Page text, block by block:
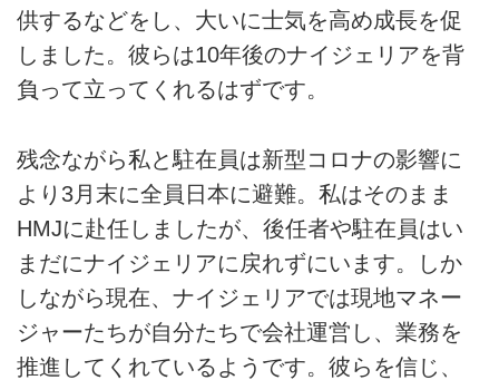
供するなどをし、大いに士気を高め成長を促
しました。彼らは10年後のナイジェリアを背
負って立ってくれるはずです。
残念ながら私と駐在員は新型コロナの影響に
より3月末に全員日本に避難。私はそのまま
HMJに赴任しましたが、後任者や駐在員はい
まだにナイジェリアに戻れずにいます。しか
しながら現在、ナイジェリアでは現地マネー
ジャーたちが自分たちで会社運営し、業務を
推進してくれているようです。彼らを信じ、